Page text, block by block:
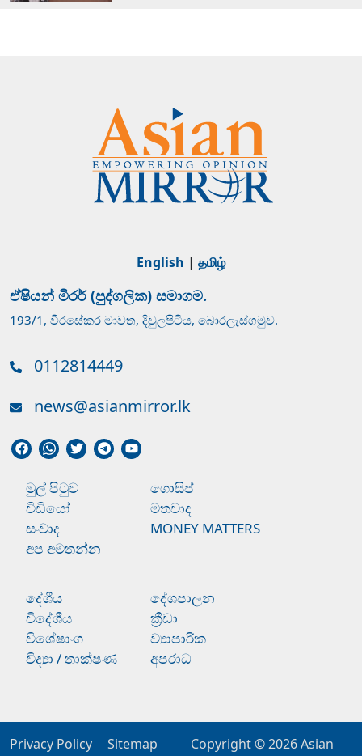
English | தமிழ்
ඒෂියන් මිරර් (පුද්ගලික) සමාගම.
193/1, වීරසේකර මාවත, දිවුලපිටිය, බොරලැස්ගමුව.
0112814449
news@asianmirror.lk
මුල් පිටුව
ගොසිප්
වීඩියෝ
මතවාද
සංවාද
MONEY MATTERS
අප අමතන්න
දේශීය
දේශපාලන
විදේශීය
ක්‍රීඩා
විශේෂාංග
ව්‍යාපාරික
විද්‍යා / තාක්ෂණ
අපරාධ
Privacy Policy Sitemap Copyright © 2026Asian